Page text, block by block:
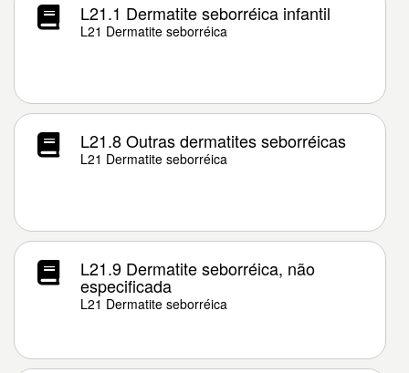
L21.1 Dermatite seborréica infantil
L21 Dermatite seborréica
L21.8 Outras dermatites seborréicas
L21 Dermatite seborréica
L21.9 Dermatite seborréica, não
especificada
L21 Dermatite seborréica